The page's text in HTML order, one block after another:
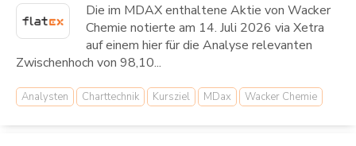
Die im MDAX enthaltene Aktie von Wacker
Chemie notierte am 14. Juli 2026 via Xetra
auf einem hier für die Analyse relevanten
Zwischenhoch von 98,10...
Analysten Charttechnik Kursziel MDax Wacker Chemie